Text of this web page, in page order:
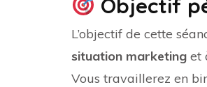
Objectif
L’objectif de cette
situation marketing et
Vous travaillerez en